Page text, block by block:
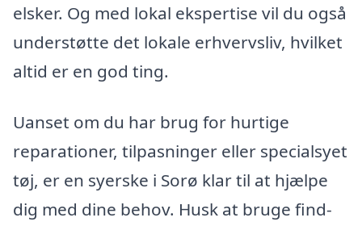
elsker. Og med lokal ekspertise vil du også
understøtte det lokale erhvervsliv, hvilket
altid er en god ting.
Uanset om du har brug for hurtige
reparationer, tilpasninger eller specialsyet
tøj, er en syerske i Sorø klar til at hjælpe
dig med dine behov. Husk at bruge find-